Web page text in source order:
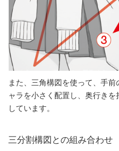
また、三角構図を使って、手
ャラを小さく配置し、奥行き
しています。
三分割構図との組み合わせ